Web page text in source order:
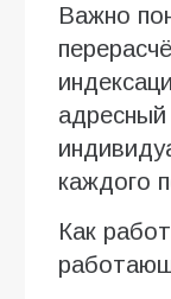
Важно
адресный
каждого
Как